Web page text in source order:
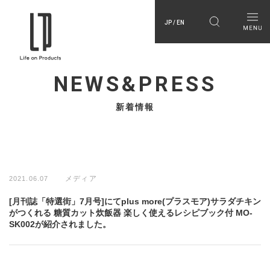
JP / EN
NEWS&PRESS
新着情報
2021.06.07 メディア
[月刊誌「特選街」7月号]にてplus more(プラスモア)サラダチキン
がつくれる 糖質カット炊飯器 楽しく使えるレシピブック付 MO-
SK002が紹介されました。